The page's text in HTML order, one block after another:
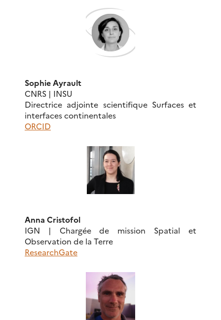
Sophie Ayrault
CNRS | INSU
Directrice adjointe scientifique Surfaces et
interfaces continentales
ORCID
Anna Cristofol
IGN | Chargée de mission Spatial et
Observation de la Terre
ResearchGate